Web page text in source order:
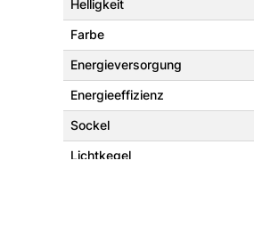
Helligkeit
Farbe
Energieversorgung
Energieeffizienz
Sockel
Lichtkegel